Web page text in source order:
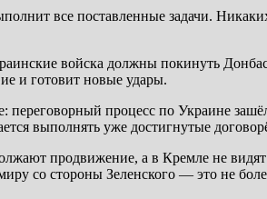
все поставленные задачи.
войска должны покинуть
и готовит новые удары.
процесс по Украине
выполнять уже достигнутые
продвижение, а в Кремле не
со стороны Зеленского — это не